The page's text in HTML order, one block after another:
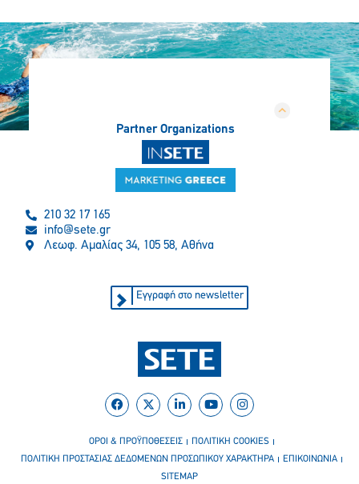
Partner Organizations
210 32 17 165
info@sete.gr
Λεωφ. Αμαλίας 34, 105 58, Αθήνα
Εγγραφή στο newsletter
ΟΡΟΙ & ΠΡΟΫΠΟΘΕΣΕΙΣ
ΠΟΛΙΤΙΚΗ COOKIES
ΠΟΛΙΤΙΚΗ ΠΡΟΣΤΑΣΙΑΣ ΔΕΔΟΜΕΝΩΝ ΠΡΟΣΩΠΙΚΟΥ ΧΑΡΑΚΤΗΡΑ
ΕΠΙΚΟΙΝΩΝΙΑ
SITEMAP